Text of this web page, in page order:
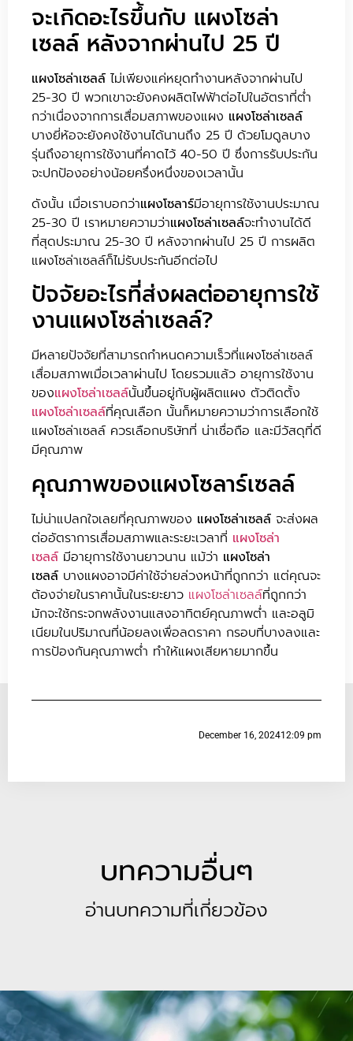
จะเกิดอะไรขึ้นกับ แผงโซล่า
เซลล์ หลังจากผ่านไป 25 ปี
แผงโซล่าเซลล์ ไม่เพียงแค่หยุดทำงานหลังจากผ่านไป
25-30 ปี พวกเขาจะยังคงผลิตไฟฟ้าต่อไปในอัตราที่ต่ำ
กว่าเนื่องจากการเสื่อมสภาพของแผง แผงโซล่าเซลล์
บางยี่ห้อจะยังคงใช้งานได้นานถึง 25 ปี ด้วยโมดูลบาง
รุ่นถึงอายุการใช้งานที่คาดไว้ 40-50 ปี ซึ่งการรับประกัน
จะปกป้องอย่างน้อยครึ่งหนึ่งของเวลานั้น
ดังนั้น เมื่อเราบอกว่าแผงโซลาร์มีอายุการใช้งานประมาณ
25-30 ปี เราหมายความว่าแผงโซล่าเซลล์จะทำงานได้ดี
ที่สุดประมาณ 25-30 ปี หลังจากผ่านไป 25 ปี การผลิต
แผงโซล่าเซลล์ก็ไม่รับประกันอีกต่อไป
ปัจจัยอะไรที่ส่งผลต่ออายุการใช้
งานแผงโซล่าเซลล์?
มีหลายปัจจัยที่สามารถกำหนดความเร็วที่แผงโซล่าเซลล์
เสื่อมสภาพเมื่อเวลาผ่านไป โดยรวมแล้ว อายุการใช้งาน
ของแผงโซล่าเซลล์นั้นขึ้นอยู่กับผู้ผลิตแผง ตัวติดตั้ง
แผงโซล่าเซลล์ที่คุณเลือก นั้นก็หมายความว่าการเลือกใช้
แผงโซล่าเซลล์ ควรเลือกบริษัทที่ น่าเชื่อถือ และมีวัสดุที่ดี
มีคุณภาพ
คุณภาพของแผงโซลาร์เซลล์
ไม่น่าแปลกใจเลยที่คุณภาพของ แผงโซล่าเซลล์ จะส่งผล
ต่ออัตราการเสื่อมสภาพและระยะเวลาที่ แผงโซล่า
เซลล์ มีอายุการใช้งานยาวนาน แม้ว่า แผงโซล่า
เซลล์ บางแผงอาจมีค่าใช้จ่ายล่วงหน้าที่ถูกกว่า แต่คุณจะ
ต้องจ่ายในราคานั้นในระยะยาว แผงโซล่าเซลล์ที่ถูกกว่า
มักจะใช้กระจกพลังงานแสงอาทิตย์คุณภาพต่ำ และอลูมิ
เนียมในปริมาณที่น้อยลงเพื่อลดราคา กรอบที่บางลงและ
การป้องกันคุณภาพต่ำ ทำให้แผงเสียหายมากขึ้น
December 16, 202412:09 pm
บทความอื่นๆ
อ่านบทความที่เกี่ยวข้อง